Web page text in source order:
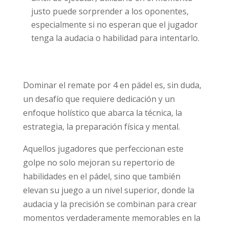
justo puede sorprender a los oponentes,
especialmente si no esperan que el jugador
tenga la audacia o habilidad para intentarlo.
Dominar el remate por 4 en pádel es, sin duda,
un desafío que requiere dedicación y un
enfoque holístico que abarca la técnica, la
estrategia, la preparación física y mental.
Aquellos jugadores que perfeccionan este
golpe no solo mejoran su repertorio de
habilidades en el pádel, sino que también
elevan su juego a un nivel superior, donde la
audacia y la precisión se combinan para crear
momentos verdaderamente memorables en la